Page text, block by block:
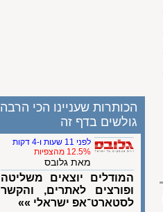
הכותרות שעניינו הכי הרבה
גולשים בדף זה
לפני 11 שעות ו-4 דקות
12.5% מהצפיות
מאת גלובס
המודלים יוצאים משליטה
ופורצים לאתרים, והקשר
לסטארט־אפ ישראלי »»